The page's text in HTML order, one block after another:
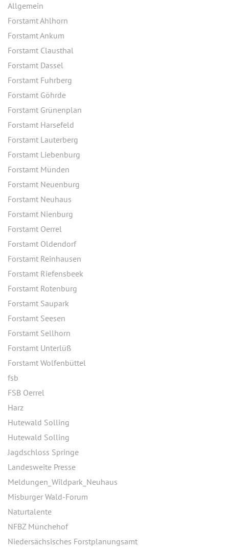
Allgemein
Forstamt Ahlhorn
Forstamt Ankum
Forstamt Clausthal
Forstamt Dassel
Forstamt Fuhrberg
Forstamt Göhrde
Forstamt Grünenplan
Forstamt Harsefeld
Forstamt Lauterberg
Forstamt Liebenburg
Forstamt Münden
Forstamt Neuenburg
Forstamt Neuhaus
Forstamt Nienburg
Forstamt Oerrel
Forstamt Oldendorf
Forstamt Reinhausen
Forstamt Riefensbeek
Forstamt Rotenburg
Forstamt Saupark
Forstamt Seesen
Forstamt Sellhorn
Forstamt Unterlüß
Forstamt Wolfenbüttel
fsb
FSB Oerrel
Harz
Hutewald Solling
Hutewald Solling
Jagdschloss Springe
Landesweite Presse
Meldungen_Wildpark_Neuhaus
Misburger Wald-Forum
Naturtalente
NFBZ Münchehof
Niedersächsisches Forstplanungsamt